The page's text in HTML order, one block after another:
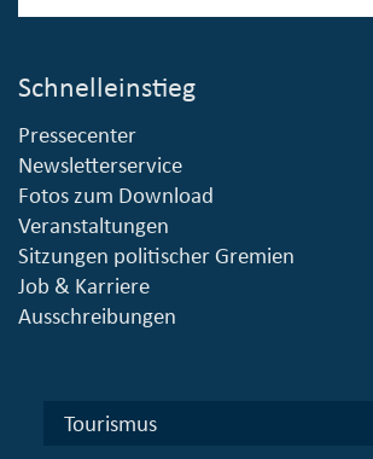
Schnelleinstieg
Pressecenter
Newsletterservice
Fotos zum Download
Veranstaltungen
Sitzungen politischer Gremien
Job & Karriere
Ausschreibungen
Tourismus